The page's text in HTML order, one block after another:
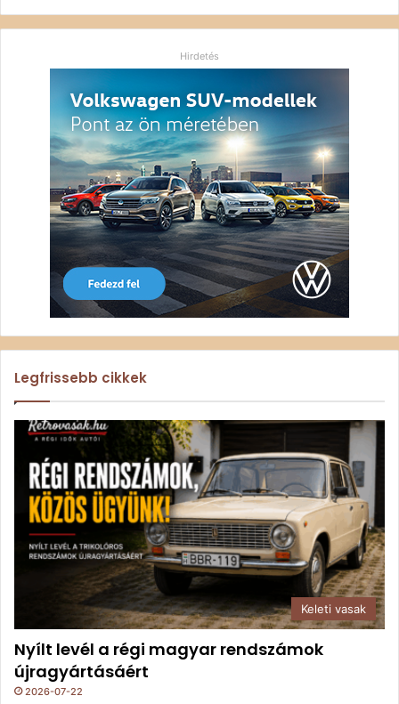
Hirdetés
Legfrissebb cikkek
Keleti vasak
Nyílt levél a régi magyar rendszámok
újragyártásáért
2026-07-22